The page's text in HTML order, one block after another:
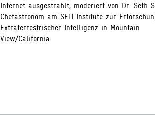
Internet ausgestrahlt, moderiert von Dr. Seth
Chefastronom am SETI Institute zur
Extraterrestrischer Intelligenz in Mountain
View/California.